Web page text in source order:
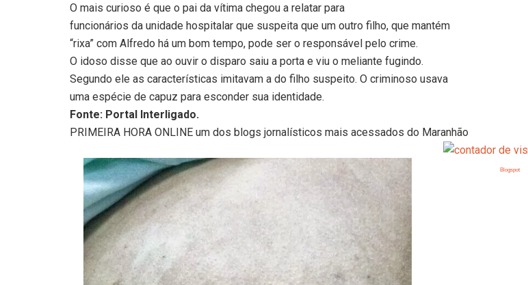
O mais curioso é que o pai da vítima chegou a relatar para
funcionários da unidade hospitalar que suspeita que um outro filho, que mantém
“rixa” com Alfredo há um bom tempo, pode ser o responsável pelo crime.
O idoso disse que ao ouvir o disparo saiu a porta e viu o meliante fugindo.
Segundo ele as características imitavam a do filho suspeito. O criminoso usava
uma espécie de capuz para esconder sua identidade.
Fonte: Portal Interligado.
PRIMEIRA HORA ONLINE um dos blogs jornalísticos mais acessados do Maranhão
Blogspot